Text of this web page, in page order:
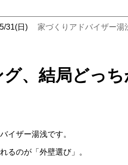
31(日) 家づくりアドバイザー湯
、結局どっち
イザー湯浅です。
るのが「外壁選び」。